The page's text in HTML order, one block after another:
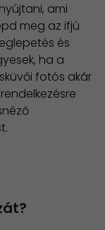
ami
meg az ifjú
és
ha a
fotós akár